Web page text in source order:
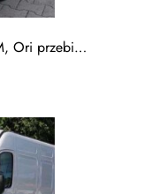
Ori przebi…